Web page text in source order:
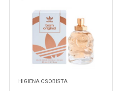
HIGIENA OSOBISTA